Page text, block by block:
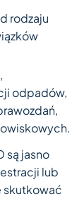
rodzaju
odpadów,
są jasno
lub
skutkować